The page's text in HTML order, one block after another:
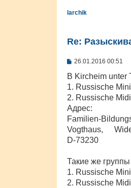
larchik
Re:
С
о
щ
и
е
26.01.2016 00:51
В Kircheim unter
1. Russische
2. Russische
Адрес:
Familien-
Vogthaus,
D-73230
Такие же
1. Russische
2. Russische